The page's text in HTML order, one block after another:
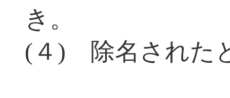
き。
(４) 除名された